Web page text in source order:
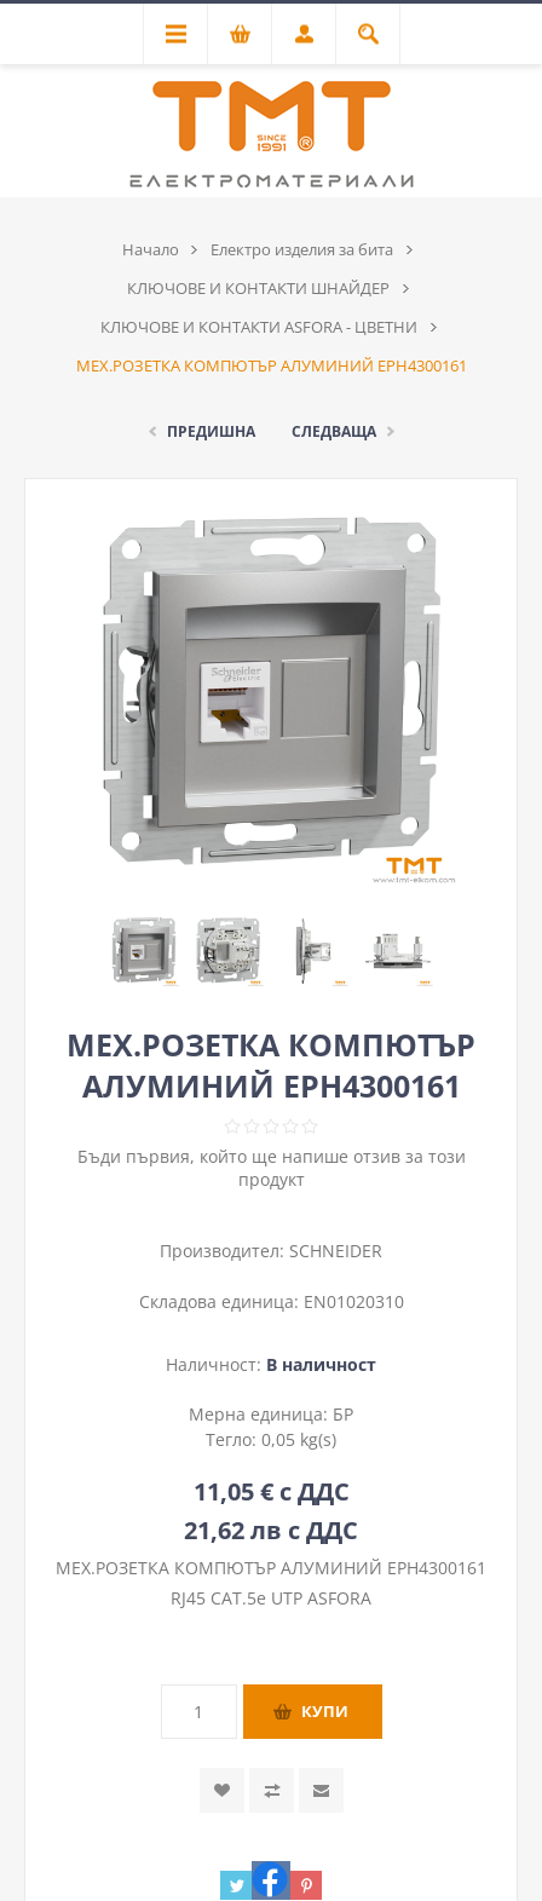
Начало
Електро изделия за бита
КЛЮЧОВЕ И КОНТАКТИ ШНАЙДЕР
КЛЮЧОВЕ И КОНТАКТИ ASFORA - ЦВЕТНИ
МЕХ.РОЗЕТКА КОМПЮТЪР АЛУМИНИЙ EPH4300161
ПРЕДИШНА СЛЕДВАЩА
МЕХ.РОЗЕТКА КОМПЮТЪР
АЛУМИНИЙ EPH4300161
Бъди първия, който ще напише отзив за този
продукт
Производител: SCHNEIDER
Складова единица: EN01020310
Наличност: В наличност
Мерна единица: БР
Тегло: 0,05 kg(s)
11,05 € с ДДС
21,62 лв с ДДС
МЕХ.РОЗЕТКА КОМПЮТЪР АЛУМИНИЙ EPH4300161
RJ45 CAT.5e UTP ASFORA